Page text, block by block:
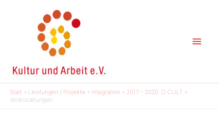
Start Leistungen / Projekte Integration
2017 – 2020: D-CULT
Veranstaltungen